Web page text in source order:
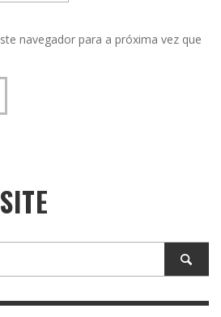
navegador para a próxima vez que